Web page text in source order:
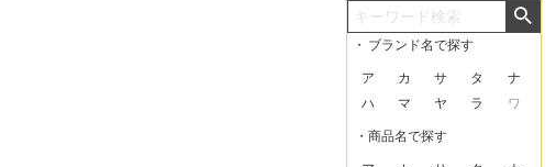
・ ブランド名で探す
ア カ サ タ
ナ
ハ
マ ヤ ラ ワ
・商品名で探す